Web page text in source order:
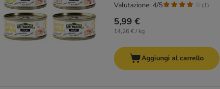
5,99 €
14,26 € / kg
Valutazione: 4/5 (1)
Aggiungi al carrello